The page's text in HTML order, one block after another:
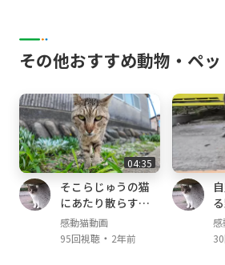
その他おすすめ動物・ペ
04:35
そこらじゅうの猫
にあたり散らすヤ
クザ猫
感動猫動画
95回視聴・ 2年前
感